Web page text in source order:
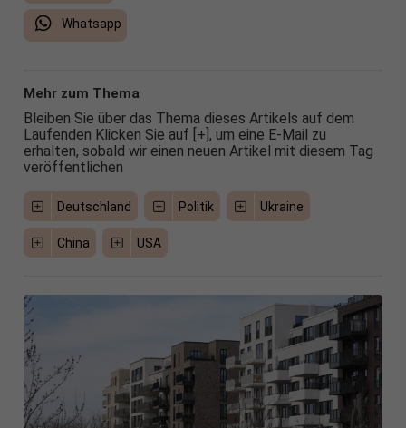
Whatsapp
Mehr zum Thema
Bleiben Sie über das Thema dieses Artikels auf dem
Laufenden Klicken Sie auf [+], um eine E-Mail zu
erhalten, sobald wir einen neuen Artikel mit diesem Tag
veröffentlichen
Deutschland Politik Ukraine
China USA